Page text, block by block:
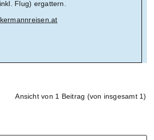
Flug) ergattern.
Ansicht von 1 Beitrag (von insgesamt 1)